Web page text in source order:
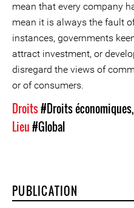
mean that every company
mean it is always the fault
instances, governments
attract investment, or
disregard the views of
or of consumers.
Droits#Droits
Lieu#Global
PUBLICATION